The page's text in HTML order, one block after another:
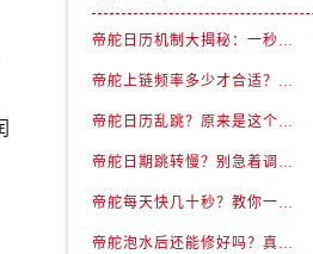
帝舵日历机制大揭秘：一秒钟完成切换的秘密
帝舵上链频率多少才合适？答案在这里
帝舵日历乱跳？原来是这个时间点搞错了！
帝舵日期跳转慢？别急着调，先看是不是在危险期
帝舵每天快几十秒？教你一招在家轻松解决
帝舵泡水后还能修好吗？真相让人意外